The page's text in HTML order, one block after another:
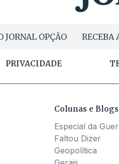
JORNAL OPÇÃO RECEBA
PRIVACIDADE
Colunas e Blogs
Especial da
Faltou Dizer
Geopolítica